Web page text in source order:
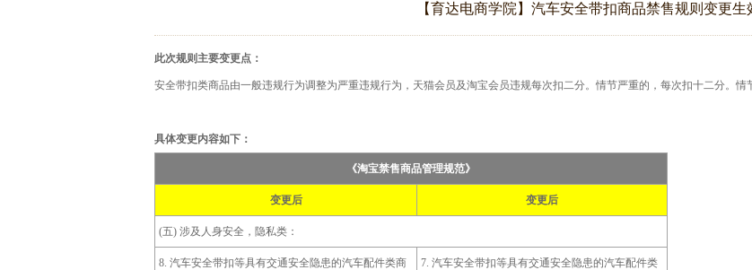
【育达电商学院】汽车安全带扣商品禁售规则变更生
此次规则主要变更点：
安全带扣类商品由一般违规行为调整为严重违规行为，天猫会员及淘宝会员违规每次扣二分。情节严重的，每次扣十二分。情
具体变更内容如下：
《淘宝禁售商品管理规范》
变更后 变更后
(五) 涉及人身安全，隐私类：
8. 汽车安全带扣等具有交通安全隐患的汽车配件类商 7. 汽车安全带扣等具有交通安全隐患的汽车配件类